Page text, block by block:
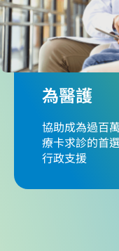
為醫護
協助成為過百
療卡求診的首
行政支援